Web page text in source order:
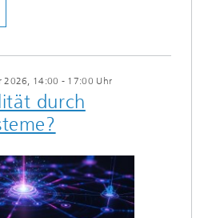
2026, 14:00 - 17:00 Uhr
durch